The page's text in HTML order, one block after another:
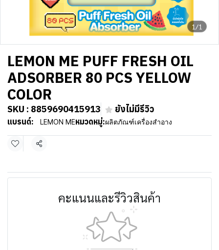
1/1
LEMON ME PUFF FRESH OIL
ADSORBER 80 PCS YELLOW
COLOR
SKU : 8859690415913 ยังไม่มีรีวิว
แบรนด์: LEMON MEหมวดหมู่:ผลิตภัณฑ์เครื่องสำอาง
แชร์
คะแนนและรีวิวสินค้า